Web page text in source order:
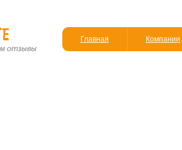
Главная Компании